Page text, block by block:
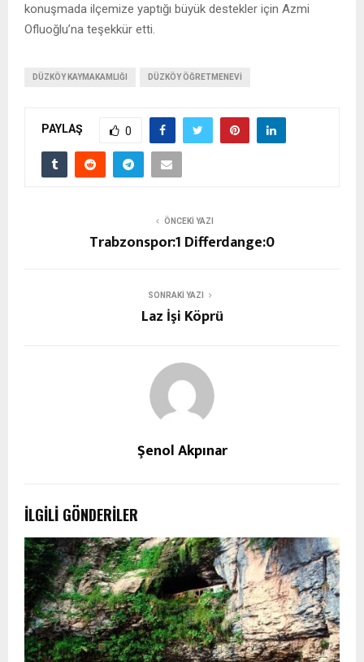
konuşmada ilçemize yaptığı büyük destekler için Azmi
Ofluoğlu’na teşekkür etti.
DÜZKÖY KAYMAKAMLIĞI DÜZKÖY ÖĞRETMENEVI
PAYLAŞ 0
ÖNCEKI YAZI
Trabzonspor:1 Differdange:0
SONRAKI YAZI
Laz İşi Köprü
Şenol Akpınar
İLGILI GÖNDERILER